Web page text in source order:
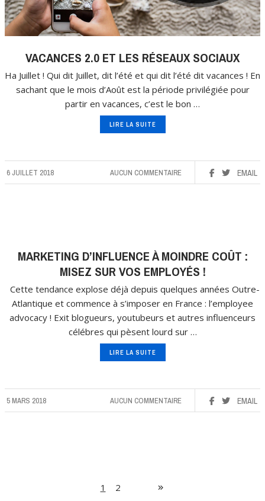
VACANCES 2.0 ET LES RÉSEAUX SOCIAUX
Ha Juillet ! Qui dit Juillet, dit l’été et qui dit l’été dit vacances ! En
sachant que le mois d’Août est la période privilégiée pour
partir en vacances, c’est le bon …
LIRE LA SUITE
6 JUILLET 2018 EMAIL
AUCUN COMMENTAIRE
MARKETING D’INFLUENCE À MOINDRE COÛT :
MISEZ SUR VOS EMPLOYÉS !
Cette tendance explose déjà depuis quelques années Outre-
Atlantique et commence à s’imposer en France : l’employee
advocacy ! Exit blogueurs, youtubeurs et autres influenceurs
célébres qui pèsent lourd sur …
LIRE LA SUITE
5 MARS 2018 EMAIL
AUCUN COMMENTAIRE
1 2